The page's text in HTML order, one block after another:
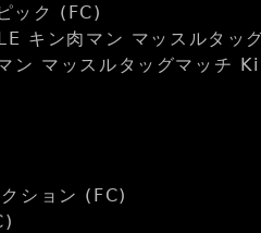
ック (FC)
キン肉マン マッスルタッ
ン マッスルタッグマッ
ション (FC)